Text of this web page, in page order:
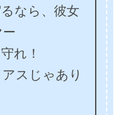
なら、彼女
れ！
スじゃあり